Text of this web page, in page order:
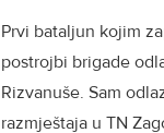
Prvi bataljun kojim
postrojbi brigade
Rizvanuše. Sam
razmještaja u TN